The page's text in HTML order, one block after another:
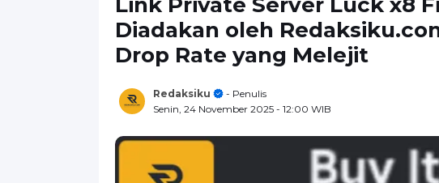
Diadakan oleh
Drop Rate yang Melejit
Redaksiku
- Penulis
Senin, 24 November 2025 - 12:00 WIB